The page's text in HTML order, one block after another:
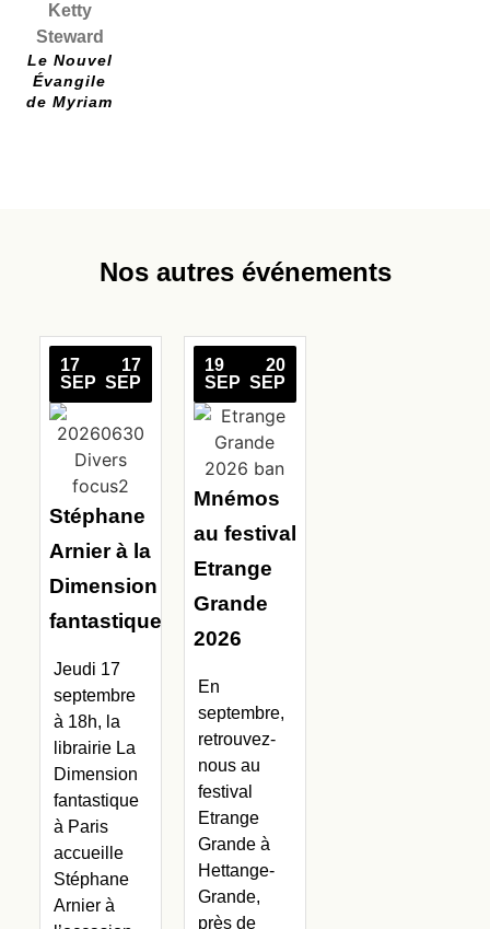
Ketty
Steward
Le Nouvel
Évangile
de Myriam
Nos autres événements
17
SEP
17
SEP
Stéphane
Arnier à la
Dimension
fantastique
Jeudi 17
septembre
à 18h, la
librairie La
Dimension
fantastique
à Paris
accueille
Stéphane
Arnier à
19
SEP
20
SEP
Mnémos
au festival
Etrange
Grande
2026
En
septembre,
retrouvez-
nous au
festival
Etrange
Grande à
Hettange-
Grande,
près de